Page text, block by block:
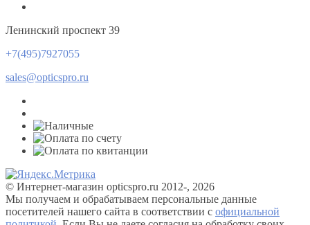
Ленинский проспект 39
+7(495)7927055
sales@opticspro.ru
© Интернет-магазин opticspro.ru 2012-, 2026
Мы получаем и обрабатываем персональные данные
посетителей нашего сайта в соответствии с официальной